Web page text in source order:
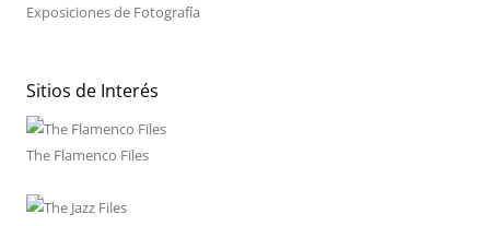
Exposiciones de Fotografía
Sitios de Interés
The Flamenco Files